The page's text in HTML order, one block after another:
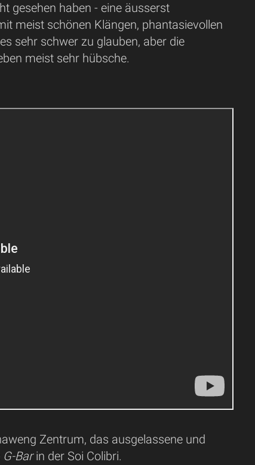
gesehen haben - eine äusserst
meist schönen Klängen, phantasievollen
sehr schwer zu glauben, aber die
meist sehr hübsche.
Zentrum, das ausgelassene und
G-Barin der Soi Colibri.